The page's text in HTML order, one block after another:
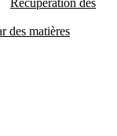
Récupération des
des matières